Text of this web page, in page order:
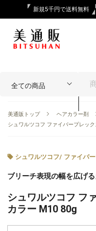
新規5千円で送料無料
美通販トップ ヘアカラー剤
シュワルツコフ ファイバープレッ
シュワルツコフ/ ファイバ
ブリーチ表現の幅を広げ
シュワルツコフ フ
カラー M10 80g